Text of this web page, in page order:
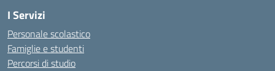
I Servizi
Personale scolastico
Famiglie e studenti
Percorsi di studio